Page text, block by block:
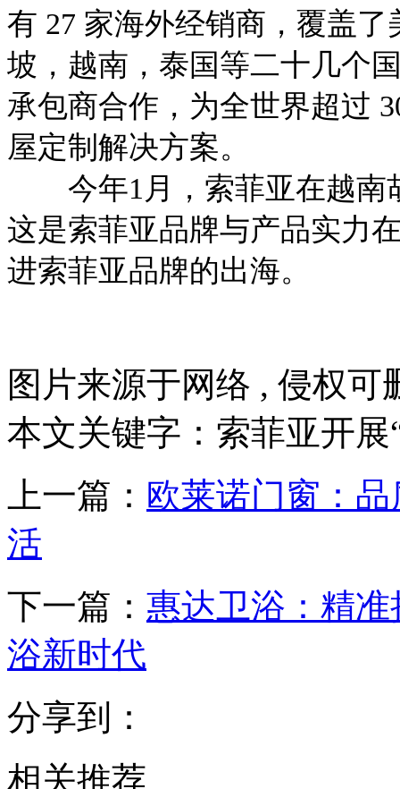
有 27 家海外经销商，覆盖
坡，越南，泰国等二十几个
承包商合作，为全世界超过
屋定制解决方案。
今年1月，索菲亚在越南
这是索菲亚品牌与产品实力
进索菲亚品牌的出海。
图片来源于网络 , 侵权可
本文关键字：索菲亚开展
上一篇： 欧莱诺门窗：
活
下一篇： 惠达卫浴：精
浴新时代
分享到：
相关推荐